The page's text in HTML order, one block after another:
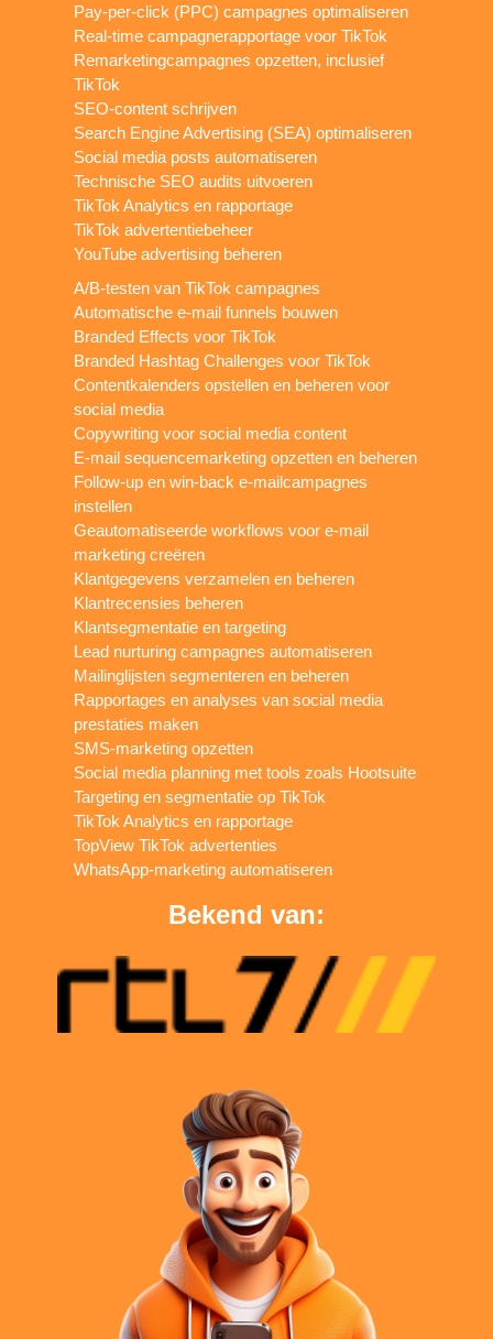
Pay-per-click (PPC) campagnes optimaliseren
Real-time campagnerapportage voor TikTok
Remarketingcampagnes opzetten, inclusief
TikTok
SEO-content schrijven
Search Engine Advertising (SEA) optimaliseren
Social media posts automatiseren
Technische SEO audits uitvoeren
TikTok Analytics en rapportage
TikTok advertentiebeheer
YouTube advertising beheren
A/B-testen van TikTok campagnes
Automatische e-mail funnels bouwen
Branded Effects voor TikTok
Branded Hashtag Challenges voor TikTok
Contentkalenders opstellen en beheren voor
social media
Copywriting voor social media content
E-mail sequencemarketing opzetten en beheren
Follow-up en win-back e-mailcampagnes
instellen
Geautomatiseerde workflows voor e-mail
marketing creëren
Klantgegevens verzamelen en beheren
Klantrecensies beheren
Klantsegmentatie en targeting
Lead nurturing campagnes automatiseren
Mailinglijsten segmenteren en beheren
Rapportages en analyses van social media
prestaties maken
SMS-marketing opzetten
Social media planning met tools zoals Hootsuite
Targeting en segmentatie op TikTok
TikTok Analytics en rapportage
TopView TikTok advertenties
WhatsApp-marketing automatiseren
Bekend van: